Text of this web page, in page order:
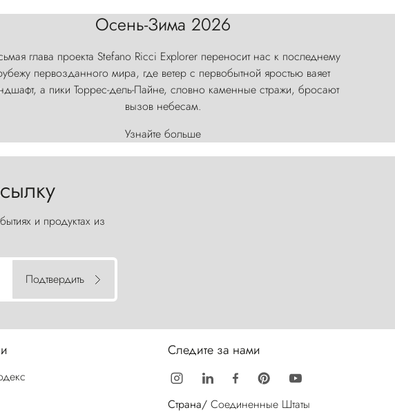
Осень-Зима 2026
глава проекта Stefano Ricci Explorer переносит нас к последнему
первозданного мира, где ветер с первобытной яростью ваяет
а пики Торрес-дель-Пайне, словно каменные стражи, бросают
вызов небесам.
Узнайте больше
и продуктах из
Подтвердить
Следите за нами
Страна/ Соединенные Штаты